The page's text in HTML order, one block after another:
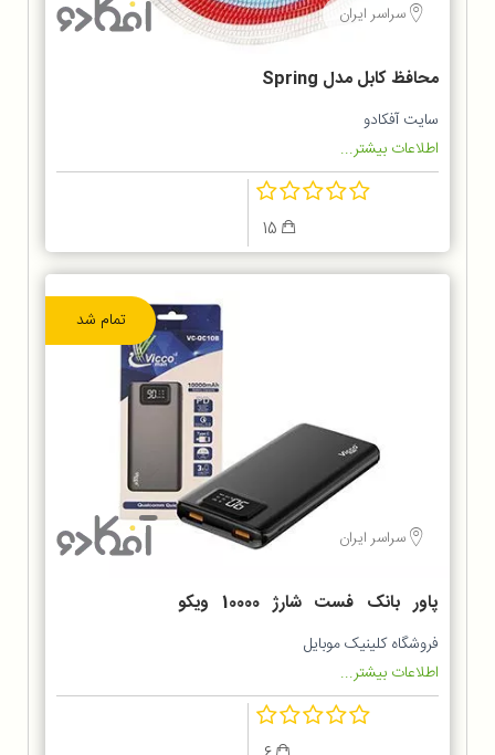
سراسر ایران
محافظ کابل مدل Spring
سایت آفکادو
اطلاعات بیشتر...
تمام شد
سراسر ایران
پاور بانک فست شارژ 10000 ویکو
Vicco VC-QC10B
فروشگاه کلینیک موبایل
اطلاعات بیشتر...